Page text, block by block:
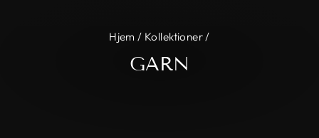
Hjem / Kollektioner/
GARN